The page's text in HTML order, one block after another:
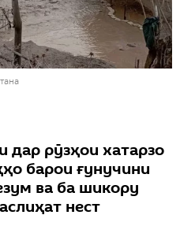
дар рӯзҳои хатарзо
барои ғунучини
ва ба шикору
нест